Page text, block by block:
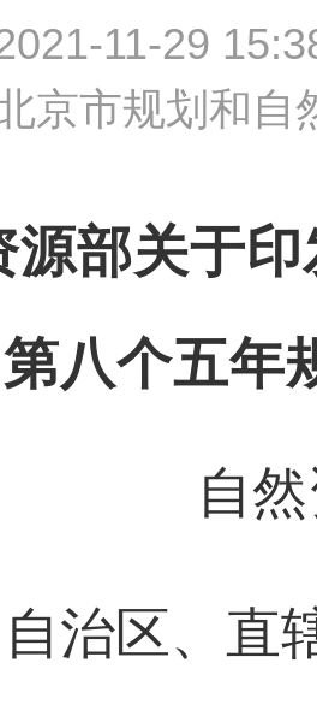
11-29
京市规划和自
源部关于
八个五年
自
治区、直